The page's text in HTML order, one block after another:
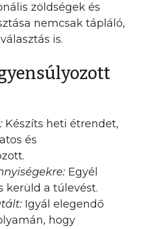
zöldségek és
nemcsak tápláló,
is.
Készíts heti étrendet,
és
Egyél
kerüld a túlevést.
Igyál elegendő
hogy